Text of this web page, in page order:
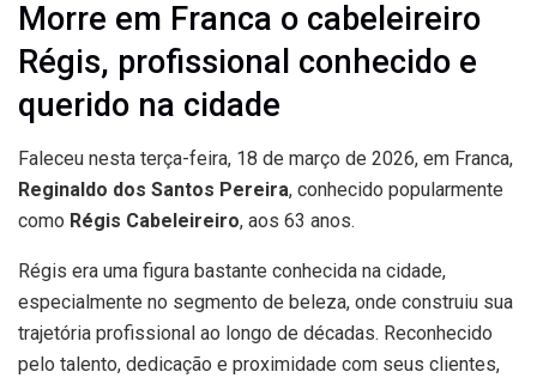
Morre em Franca o cabeleireiro
Régis, profissional conhecido e
querido na cidade
Faleceu nesta terça-feira, 18 de março de 2026, em Franca,
Reginaldo dos Santos Pereira, conhecido popularmente
como Régis Cabeleireiro, aos 63 anos.
Régis era uma figura bastante conhecida na cidade,
especialmente no segmento de beleza, onde construiu sua
trajetória profissional ao longo de décadas. Reconhecido
pelo talento, dedicação e proximidade com seus clientes,